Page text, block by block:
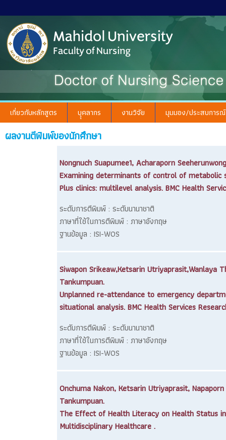
เกี่ยวกับหลักสูตร บุุคลากร งานวิจัย มุมมอง/ประสบการณ์
ผลงานตีพิมพ์ของนักศึกษา
Nongnuch Suapumee1, Acharaporn
Examining determinants of control of metabolic
Plus clinics: multilevel analysis. BMC Health
ระดับการตีพิมพ์ : ระดับนานาชาติ
ภาษาที่ใช้ในการตีพิมพ์ : ภาษาอังกฤษ
ฐานข้อมูล : ISI-WOS
Siwapon Srikeaw,Ketsarin Utriyaprasit,Wanlaya
Tankumpuan.
Unplanned re-attendance to emergency
situational analysis. BMC Health Services
ระดับการตีพิมพ์ : ระดับนานาชาติ
ภาษาที่ใช้ในการตีพิมพ์ : ภาษาอังกฤษ
ฐานข้อมูล : ISI-WOS
Onchuma Nakon, Ketsarin Utriyaprasit,
Tankumpuan.
The Effect of Health Literacy on Health Status
Multidisciplinary Healthcare .